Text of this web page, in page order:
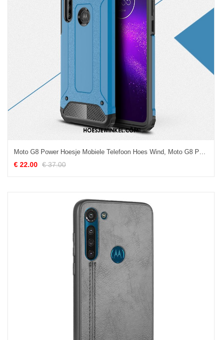
Moto G8 Power Hoesje Mobiele Telefoon Hoes Wind, Moto G8 Power Hoesje Nieuw All Inclusive
€ 22.00 € 37.00